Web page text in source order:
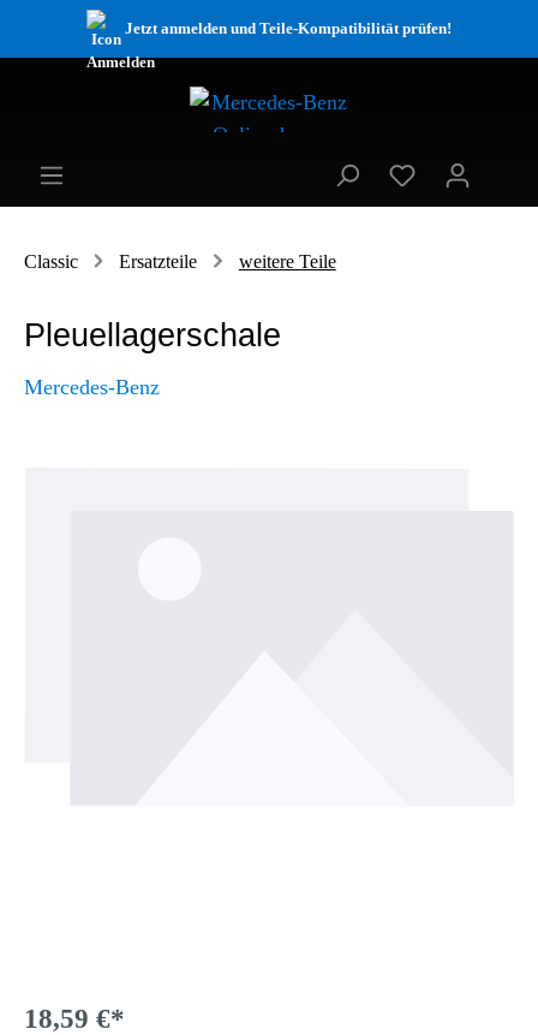
Jetzt anmelden und Teile-Kompatibilität prüfen!
Classic Ersatzteile weitere Teile
Pleuellagerschale
Mercedes-Benz
18,59 €*